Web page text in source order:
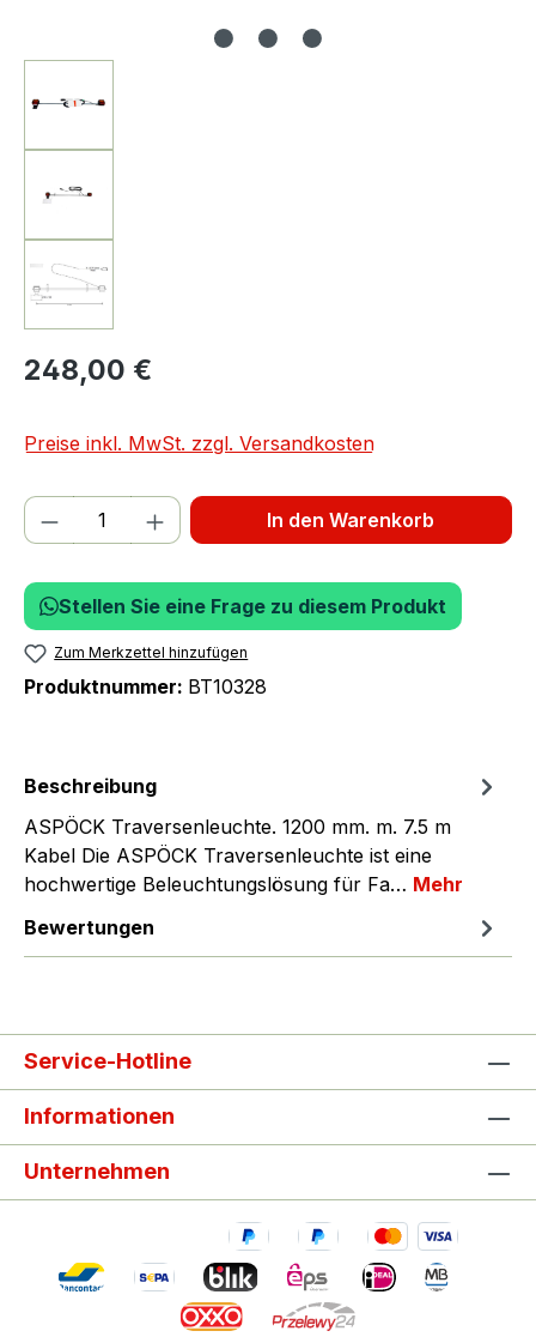
248,00 €
Preise inkl. MwSt. zzgl. Versandkosten
Produkt Anzahl: Gib den gewünschten
In den Warenkorb
Stellen Sie eine Frage zu diesem Produkt
Zum Merkzettel hinzufügen
Produktnummer: BT10328
Beschreibung
ASPÖCK Traversenleuchte. 1200 mm. m. 7.5 m
Kabel Die ASPÖCK Traversenleuchte ist eine
hochwertige Beleuchtungslösung für Fa… Mehr
Bewertungen
Service-Hotline
Informationen
Unternehmen